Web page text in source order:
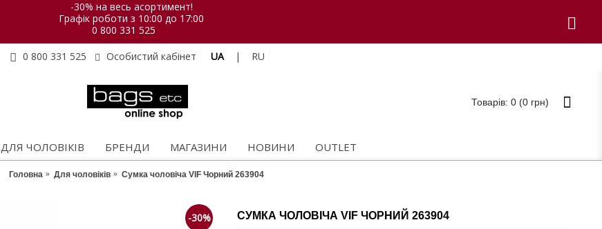
-30% на весь асортимент!
Графік роботи з 10:00 до 17:00
0 800 331 525
0 800 331 525
Особистий кабінет UA | RU
Товарів: 0 (0 грн)
ДЛЯ ЧОЛОВІКІВ БРЕНДИ МАГАЗИНИ НОВИНИ OUTLET
Головна Для чоловіків Сумка чоловіча VIF Чорний 263904
-30% СУМКА ЧОЛОВІЧА VIF ЧОРНИЙ 263904